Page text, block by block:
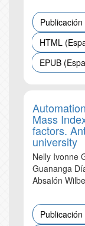
HTML
EPUB
Mass
factors.
university
Nelly Ivonne
Guananga
Absalón